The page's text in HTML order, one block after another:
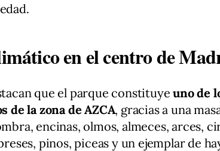
en el centro de
que el parque constituyeuno de
de la zona de AZCA, gracias a una
encinas, olmos, almeces, arces,
pinos, piceas y un ejemplar de